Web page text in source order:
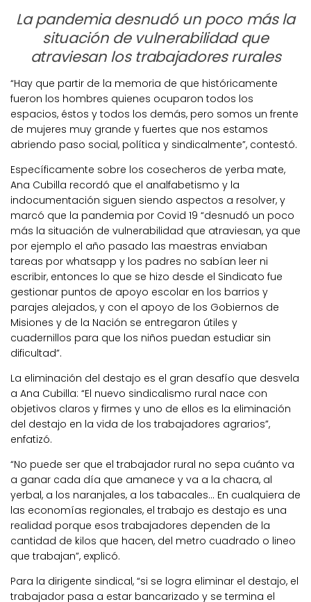
La pandemia desnudó un poco más la
situación de vulnerabilidad que
atraviesan los trabajadores rurales
“Hay que partir de la memoria de que históricamente
fueron los hombres quienes ocuparon todos los
espacios, éstos y todos los demás, pero somos un frente
de mujeres muy grande y fuertes que nos estamos
abriendo paso social, política y sindicalmente”, contestó.
Específicamente sobre los cosecheros de yerba mate,
Ana Cubilla recordó que el analfabetismo y la
indocumentación siguen siendo aspectos a resolver, y
marcó que la pandemia por Covid 19 “desnudó un poco
más la situación de vulnerabilidad que atraviesan, ya que
por ejemplo el año pasado las maestras enviaban
tareas por whatsapp y los padres no sabían leer ni
escribir, entonces lo que se hizo desde el Sindicato fue
gestionar puntos de apoyo escolar en los barrios y
parajes alejados, y con el apoyo de los Gobiernos de
Misiones y de la Nación se entregaron útiles y
cuadernillos para que los niños puedan estudiar sin
dificultad”.
La eliminación del destajo es el gran desafío que desvela
a Ana Cubilla: “El nuevo sindicalismo rural nace con
objetivos claros y firmes y uno de ellos es la eliminación
del destajo en la vida de los trabajadores agrarios”,
enfatizó.
“No puede ser que el trabajador rural no sepa cuánto va
a ganar cada día que amanece y va a la chacra, al
yerbal, a los naranjales, a los tabacales… En cualquiera de
las economías regionales, el trabajo es destajo es una
realidad porque esos trabajadores dependen de la
cantidad de kilos que hacen, del metro cuadrado o lineo
que trabajan”, explicó.
Para la dirigente sindical, “si se logra eliminar el destajo, el
trabajador pasa a estar bancarizado y se termina el